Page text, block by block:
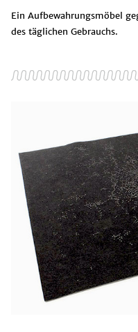
Ein Aufbewahrungsmöbel
des täglichen Gebrauchs.